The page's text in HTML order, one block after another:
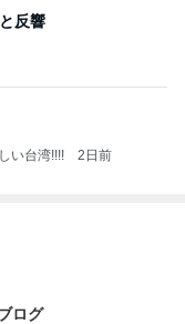
反響
い台湾!!!! 2日前
ログ